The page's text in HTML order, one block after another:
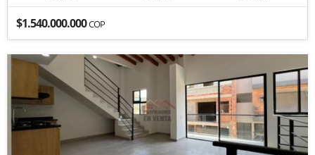
$1.540.000.000COP